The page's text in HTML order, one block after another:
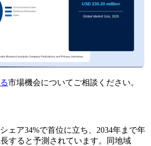
市場機会についてご相談ください。
ェア34%で首位に立ち、2034年まで年
すると予測されています。同地域